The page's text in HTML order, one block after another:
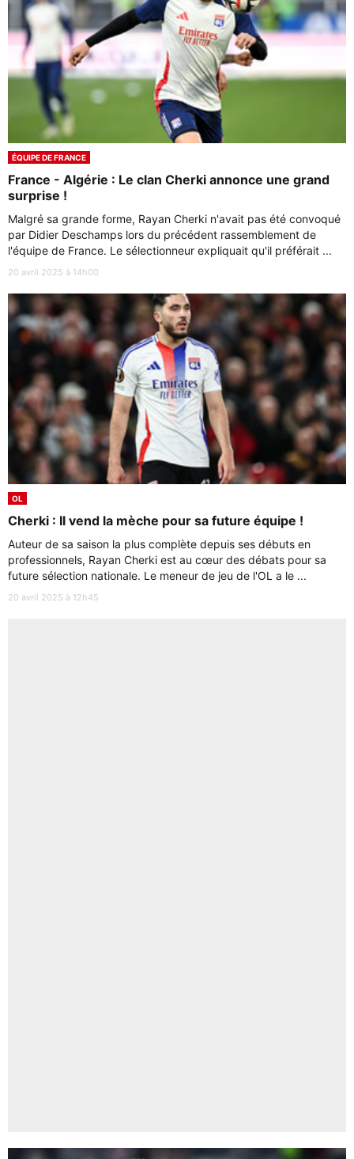
ÉQUIPE DE FRANCE
France - Algérie : Le clan Cherki annonce une grand
surprise !
Malgré sa grande forme, Rayan Cherki n'avait pas été convoqué
par Didier Deschamps lors du précédent rassemblement de
l'équipe de France. Le sélectionneur expliquait qu'il préférait ...
20 avril 2025 à 14h00
OL
Cherki : Il vend la mèche pour sa future équipe !
Auteur de sa saison la plus complète depuis ses débuts en
professionnels, Rayan Cherki est au cœur des débats pour sa
future sélection nationale. Le meneur de jeu de l'OL a le ...
20 avril 2025 à 12h45